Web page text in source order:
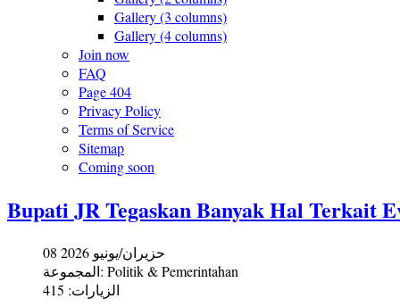
Gallery (3 columns)
Gallery (4 columns)
Join now
FAQ
Page 404
Privacy Policy
Terms of Service
Sitemap
Coming soon
Bupati JR Tegaskan Banyak Hal Terkait
08 حزيران/يونيو 2026
المجموعة: Politik & Pemerintahan
الزيارات: 415